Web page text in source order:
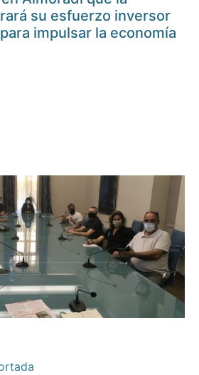
su esfuerzo inversor
impulsar la economía